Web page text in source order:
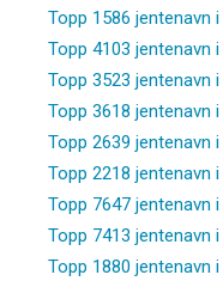
Topp 1586 jentenavn
Topp 4103 jentenavn
Topp 3523 jentenavn
Topp 3618 jentenavn
Topp 2639 jentenavn
Topp 2218 jentenavn
Topp 7647 jentenavn
Topp 7413 jentenavn
Topp 1880 jentenavn